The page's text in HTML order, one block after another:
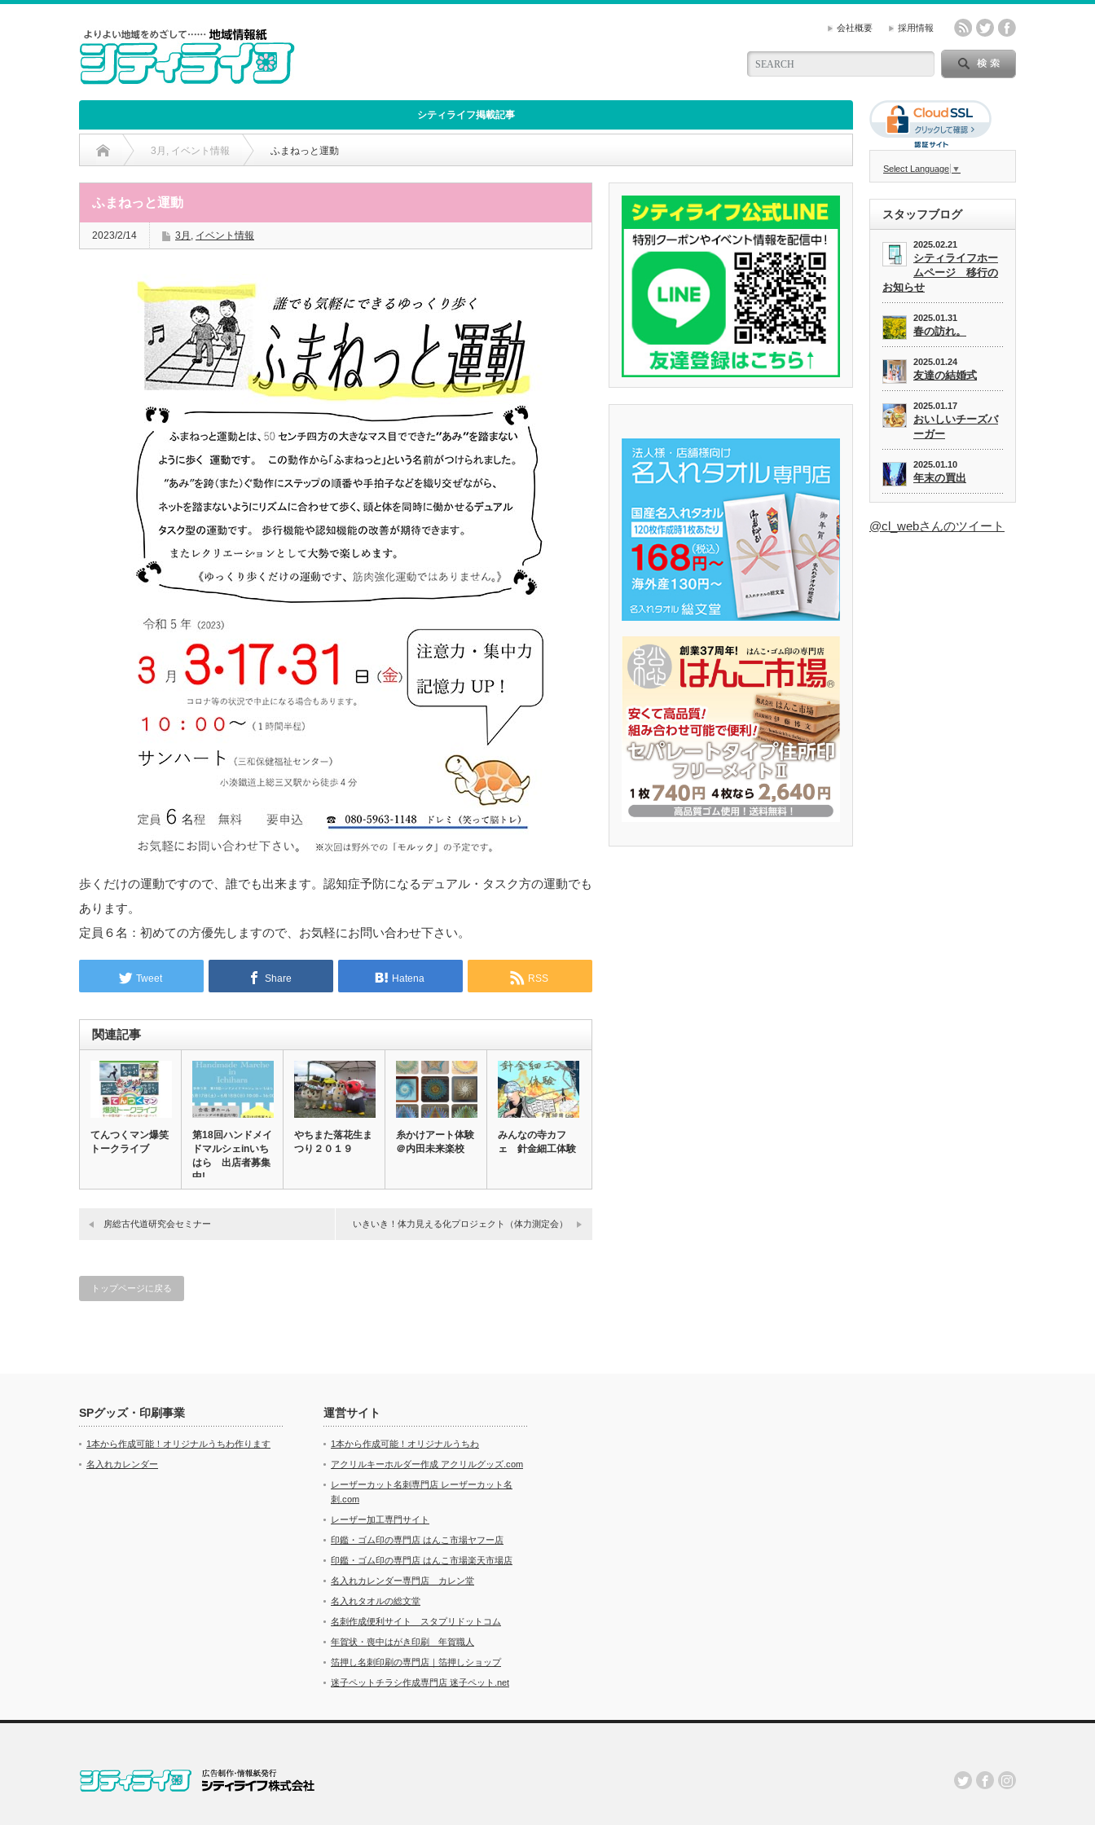
会社概要 採用情報
シティライフ掲載記事
3月 , イベント情報 ふまねっと運動
ふまねっと運動
2023/2/14 3月 , イベント情報
歩くだけの運動ですので、誰でも出来ます。認知症予防になるデュアル・タスク方の運動でも
あります。
定員６名：初めての方優先しますので、お気軽にお問い合わせ下さい。
Tweet Share Hatena RSS
関連記事
てんつくマン爆笑
トークライブ
第18回ハンドメイ
ドマルシェinいち
はら 出店者募集
中!
やちまた落花生ま
つり２０１９
糸かけアート体験
＠内田未来楽校
みんなの寺カフ
ェ 針金細工体験
房総古代道研究会セミナー いきいき！体力見える化プロジェクト（体力測定会）
トップページに戻る
Select Language ▼
スタッフブログ
2025.02.21
シティライフホー
ムページ 移行の
お知らせ
2025.01.31
春の訪れ。
2025.01.24
友達の結婚式
2025.01.17
おいしいチーズバ
ーガー
2025.01.10
年末の買出
@cl_webさんのツイート
SPグッズ・印刷事業
1本から作成可能！オリジナルうちわ作ります
名入れカレンダー
運営サイト
1本から作成可能！オリジナルうちわ
アクリルキーホルダー作成 アクリルグッズ.com
レーザーカット名刺専門店 レーザーカット名
刺.com
レーザー加工専門サイト
印鑑・ゴム印の専門店 はんこ市場ヤフー店
印鑑・ゴム印の専門店 はんこ市場楽天市場店
名入れカレンダー専門店 カレン堂
名入れタオルの総文堂
名刺作成便利サイト スタプリドットコム
年賀状・喪中はがき印刷 年賀職人
箔押し名刺印刷の専門店｜箔押しショップ
迷子ペットチラシ作成専門店 迷子ペット.net